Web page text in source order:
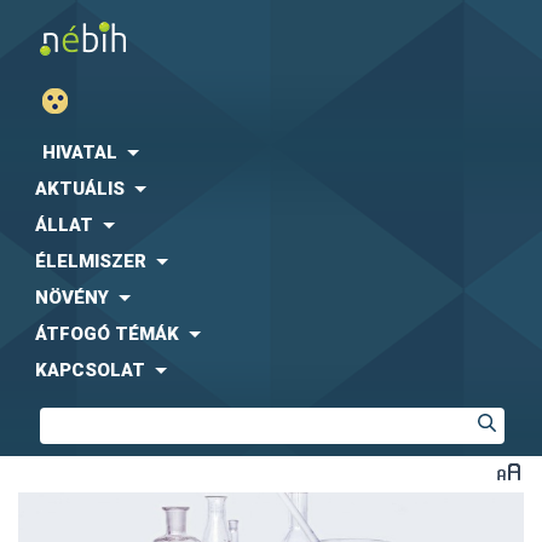
HIVATAL
AKTUÁLIS
ÁLLAT
ÉLELMISZER
NÖVÉNY
ÁTFOGÓ TÉMÁK
KAPCSOLAT